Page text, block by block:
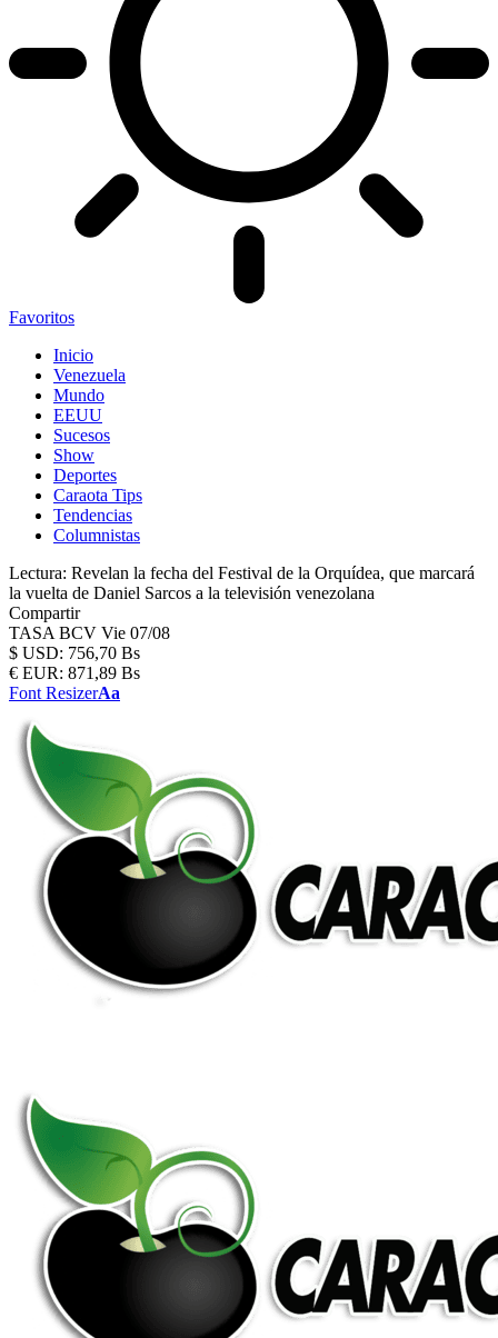
Favoritos
Inicio
Venezuela
Mundo
EEUU
Sucesos
Show
Deportes
Caraota Tips
Tendencias
Columnistas
Lectura: Revelan la fecha del Festival de la Orquídea, que marcará
la vuelta de Daniel Sarcos a la televisión venezolana
Compartir
TASA BCV Vie 07/08
$ USD: 756,70 Bs
€ EUR: 871,89 Bs
Font ResizerAa